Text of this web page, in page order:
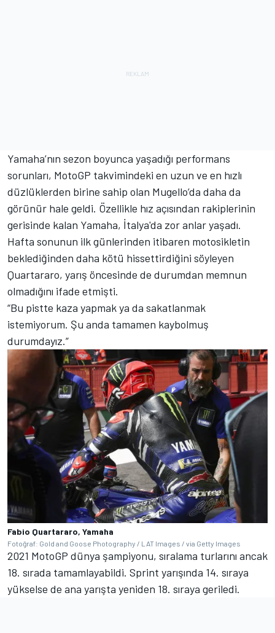
Yamaha’nın sezon boyunca yaşadığı performans
sorunları, MotoGP takvimindeki en uzun ve en hızlı
düzlüklerden birine sahip olan Mugello’da daha da
görünür hale geldi. Özellikle hız açısından rakiplerinin
gerisinde kalan Yamaha, İtalya'da zor anlar yaşadı.
Hafta sonunun ilk günlerinden itibaren motosikletin
beklediğinden daha kötü hissettirdiğini söyleyen
Quartararo, yarış öncesinde de durumdan memnun
olmadığını ifade etmişti.
“Bu pistte kaza yapmak ya da sakatlanmak
istemiyorum. Şu anda tamamen kaybolmuş
durumdayız.”
Fabio Quartararo, Yamaha
Fotoğraf: Gold and Goose Photography / LAT Images / via Getty Images
2021 MotoGP dünya şampiyonu, sıralama turlarını ancak
18. sırada tamamlayabildi. Sprint yarışında 14. sıraya
yükselse de ana yarışta yeniden 18. sıraya geriledi.